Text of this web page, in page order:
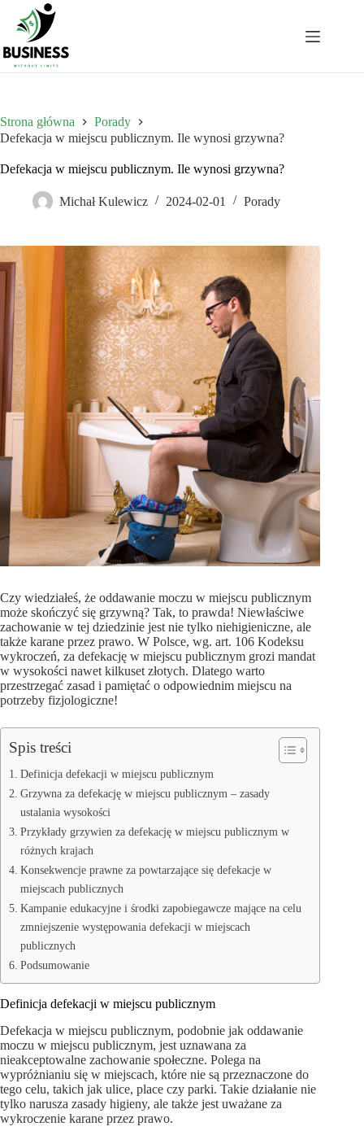
Przejdź
treści
Strona główna
Porady
Defekacja w miejscu publicznym. Ile wynosi grzywna?
Defekacja w miejscu publicznym. Ile wynosi grzywna?
Michał Kulewicz 2024-02-01 Porady
Czy wiedziałeś, że oddawanie moczu w miejscu publicznym
może skończyć się grzywną? Tak, to prawda! Niewłaściwe
zachowanie w tej dziedzinie jest nie tylko niehigieniczne, ale
także karane przez prawo. W Polsce, wg. art. 106 Kodeksu
wykroczeń, za defekację w miejscu publicznym grozi mandat
w wysokości nawet kilkuset złotych. Dlatego warto
przestrzegać zasad i pamiętać o odpowiednim miejscu na
potrzeby fizjologiczne!
Spis treści
Definicja defekacji w miejscu publicznym
Grzywna za defekację w miejscu publicznym – zasady
ustalania wysokości
Przykłady grzywien za defekację w miejscu publicznym w
różnych krajach
Konsekwencje prawne za powtarzające się defekacje w
miejscach publicznych
Kampanie edukacyjne i środki zapobiegawcze mające na celu
zmniejszenie występowania defekacji w miejscach
publicznych
Podsumowanie
Definicja defekacji w miejscu publicznym
Defekacja w miejscu publicznym, podobnie jak oddawanie
moczu w miejscu publicznym, jest uznawana za
nieakceptowalne zachowanie społeczne. Polega na
wypróżnianiu się w miejscach, które nie są przeznaczone do
tego celu, takich jak ulice, place czy parki. Takie działanie nie
tylko narusza zasady higieny, ale także jest uważane za
wykroczenie karane przez prawo.